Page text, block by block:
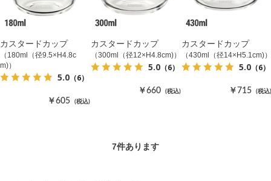
カスタードカップ
（180ml（径9.5×H4.8c
m)）
￥605 (税込)
5.0 （6）
カスタードカップ
（300ml（径12×H4.8cm)）
￥660 (税込)
5.0 （6）
カスタードカップ
（430ml（径14×H5.1cm)）
￥715 (税込)
5.0 （6）
7件あります